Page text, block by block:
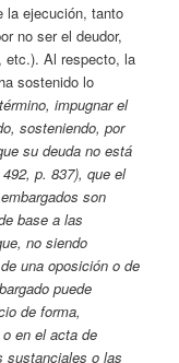
la ejecución, tanto
no ser el deudor,
etc.). Al respecto, la
sostenido lo
impugnar el
sosteniendo, por
su deuda no está
p. 837), que el
son
base a las
no siendo
una oposición o de
puede
de forma,
en el acta de
sustanciales o las